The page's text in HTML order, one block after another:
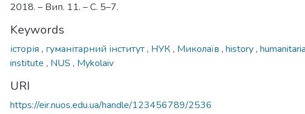
2018. – Вип. 11. – С. 5–7.
Keywords
історія , гуманітарний інститут, НУК , Миколаїв , history,
institute , NUS , Mykolaiv
URI
https://eir.nuos.edu.ua/handle/123456789/2536